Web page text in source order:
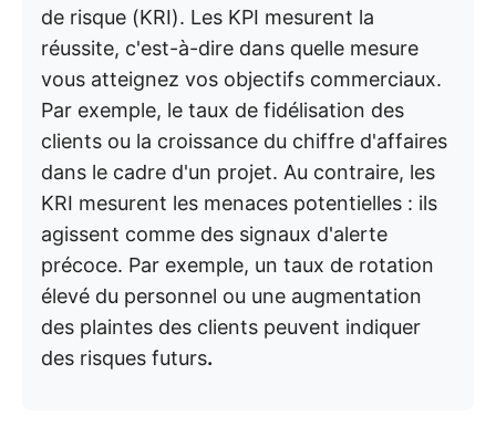
de risque (KRI). Les KPI mesurent la
réussite, c'est-à-dire dans quelle mesure
vous atteignez vos objectifs commerciaux.
Par exemple, le taux de fidélisation des
clients ou la croissance du chiffre d'affaires
dans le cadre d'un projet. Au contraire, les
KRI mesurent les menaces potentielles : ils
agissent comme des signaux d'alerte
précoce. Par exemple, un taux de rotation
élevé du personnel ou une augmentation
des plaintes des clients peuvent indiquer
des risques futurs.